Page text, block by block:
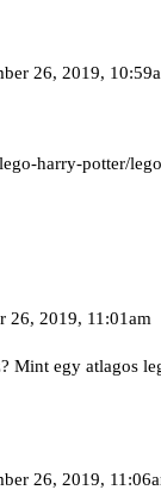
26, 2019,
harry-potter/
26, 2019, 11:01am
Mint egy atlagos
26, 2019,